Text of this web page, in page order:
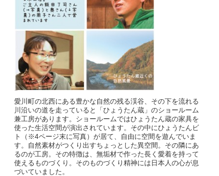
愛川町の北西にある豊かな自然の残る渓谷、その下を流れる
川沿いの道を走っていると「ひょうたん蔵」のショールーム
兼工房があります。ショールームではひょうたん蔵の家具を
使った生活空間が演出されています。その中にひょうたんビ
ト（※4ページ末に写真）が居て、自由に空間を遊んでいま
す。自然素材がつくり出すちょっとした異空間。その隣にあ
るのが工房。その特徴は、無垢材で作った長く愛着を持って
使えるものづくり。そのものづくり精神には日本人の心が息
づいていました。